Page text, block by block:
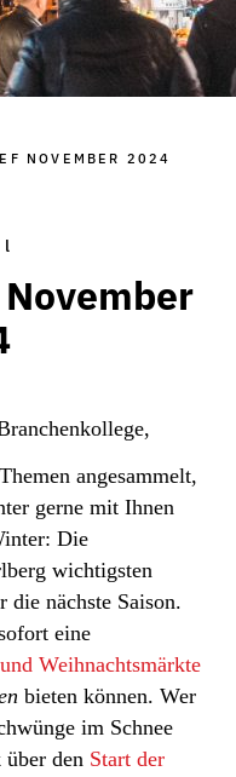
NOVEMBER 2024
angesammelt,
gerne mit Ihnen
Die
wichtigsten
nächste Saison.
eine
Weihnachtsmärkte
bieten können. Wer
im Schnee
den Start der